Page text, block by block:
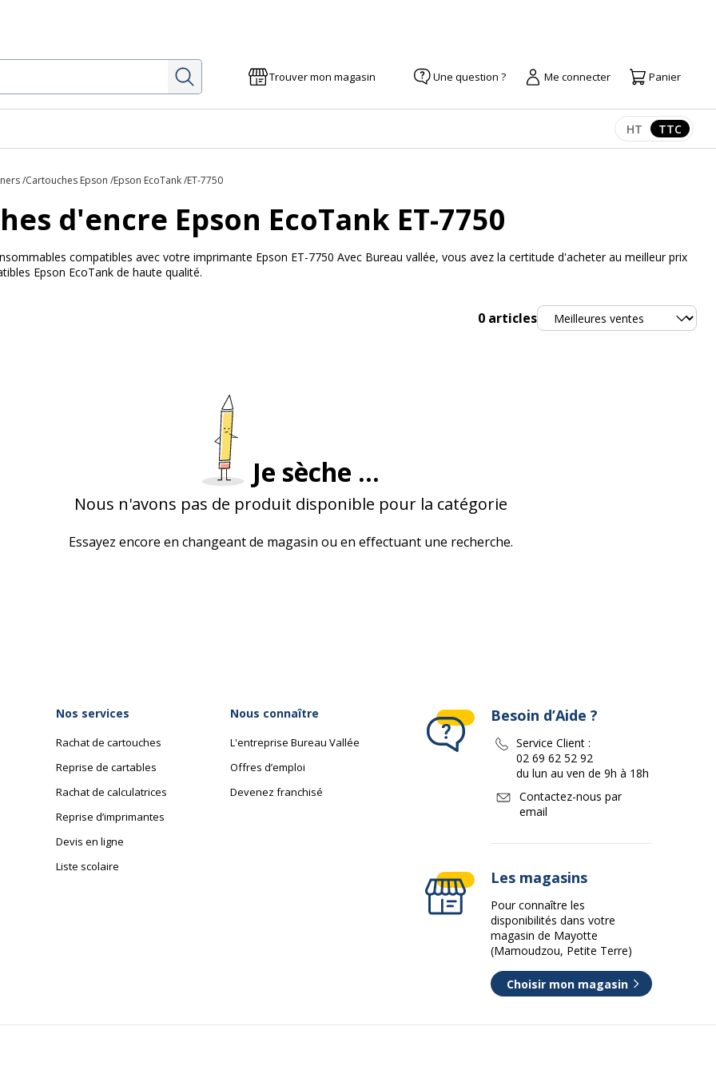
Rechercher Trouver mon magasin Une question ? Me connecter Panier
Afficher les
HT TTC
Cartouches Epson Epson EcoTank ET-7750
d'encre Epson EcoTank ET-7750
compatibles avec votre imprimante Epson ET-7750 Avec Bureau vallée, vous avez la certitude d'acheter au meilleur prix
Epson EcoTank de haute qualité.
0 articlesTrier
Je sèche ...
Nous n'avons pas de produit disponible pour la catégorie
Essayez encore en changeant de magasin ou en effectuant une recherche.
Nos services
Rachat de cartouches
Reprise de cartables
Rachat de calculatrices
Reprise d’imprimantes
Devis en ligne
Liste scolaire
Nous connaître
L'entreprise Bureau Vallée
Offres d’emploi
Devenez franchisé
Besoin d’Aide ?
Service Client :
02 69 62 52 92
du lun au ven de 9h à 18h
Contactez-nous par
email
Les magasins
Pour connaître les
disponibilités dans votre
magasin de Mayotte
(Mamoudzou, Petite Terre)
Choisir mon magasin